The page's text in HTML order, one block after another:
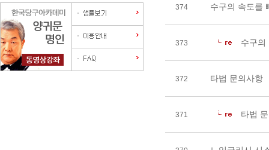
374 수구의 속도를
373 수구의
372 타법 문의사항
371 타법